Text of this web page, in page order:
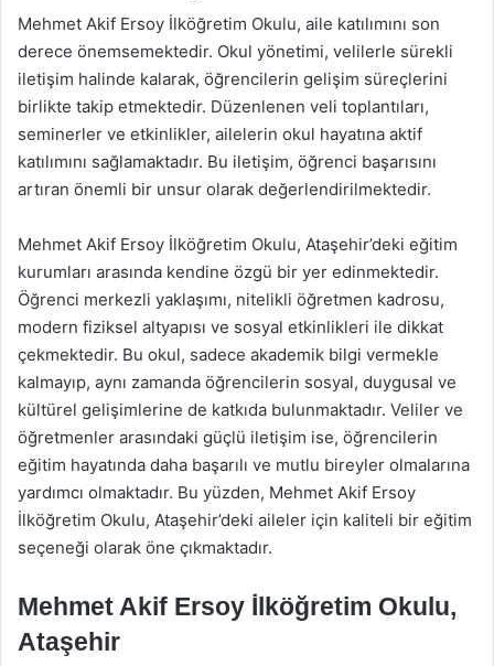
Mehmet Akif Ersoy İlköğretim Okulu, aile katılımını son
derece önemsemektedir. Okul yönetimi, velilerle sürekli
iletişim halinde kalarak, öğrencilerin gelişim süreçlerini
birlikte takip etmektedir. Düzenlenen veli toplantıları,
seminerler ve etkinlikler, ailelerin okul hayatına aktif
katılımını sağlamaktadır. Bu iletişim, öğrenci başarısını
artıran önemli bir unsur olarak değerlendirilmektedir.
Mehmet Akif Ersoy İlköğretim Okulu, Ataşehir’deki eğitim
kurumları arasında kendine özgü bir yer edinmektedir.
Öğrenci merkezli yaklaşımı, nitelikli öğretmen kadrosu,
modern fiziksel altyapısı ve sosyal etkinlikleri ile dikkat
çekmektedir. Bu okul, sadece akademik bilgi vermekle
kalmayıp, aynı zamanda öğrencilerin sosyal, duygusal ve
kültürel gelişimlerine de katkıda bulunmaktadır. Veliler ve
öğretmenler arasındaki güçlü iletişim ise, öğrencilerin
eğitim hayatında daha başarılı ve mutlu bireyler olmalarına
yardımcı olmaktadır. Bu yüzden, Mehmet Akif Ersoy
İlköğretim Okulu, Ataşehir’deki aileler için kaliteli bir eğitim
seçeneği olarak öne çıkmaktadır.
Mehmet Akif Ersoy İlköğretim Okulu,
Ataşehir